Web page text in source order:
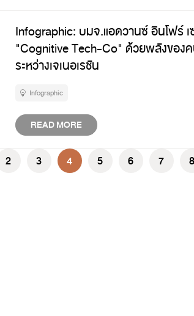
Infographic: บมจ.แอดวานซ์ อินโฟร์
"Cognitive Tech-Co" ด้วยพลังของ
ระหว่างเจเนอเรชัน
Infographic
READ MORE
2 3 4 5 6 7 8